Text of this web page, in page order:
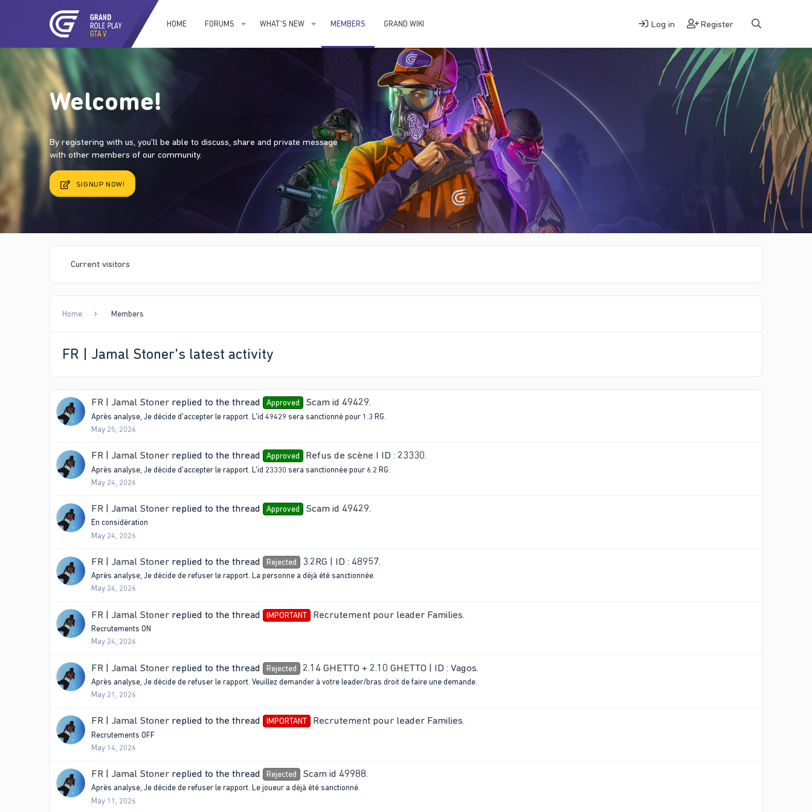
HOME FORUMS WHAT'S NEW MEMBERS GRAND WIKI Log in Register
Welcome!
By registering with us, you'll be able to discuss, share and private message
with other members of our community.
SIGNUP NOW!
Current visitors
Home Members
FR | Jamal Stoner's latest activity
FR | Jamal Stoner replied to the thread Approved Scam id 49429.
Après analyse, Je décide d'accepter le rapport. L'id 49429 sera sanctionné pour 1.3 RG.
May 25, 2026
FR | Jamal Stoner replied to the thread Approved Refus de scène I ID : 23330.
Après analyse, Je décide d'accepter le rapport. L'id 23330 sera sanctionnée pour 6.2 RG.
May 24, 2026
FR | Jamal Stoner replied to the thread Approved Scam id 49429.
En considération
May 24, 2026
FR | Jamal Stoner replied to the thread Rejected 3.2RG | ID : 48957.
Après analyse, Je décide de refuser le rapport. La personne a déjà été sanctionnée.
May 24, 2026
FR | Jamal Stoner replied to the thread IMPORTANT Recrutement pour leader Families.
Recrutements ON
May 24, 2026
FR | Jamal Stoner replied to the thread Rejected 2.14 GHETTO + 2.10 GHETTO | ID : Vagos.
Après analyse, Je décide de refuser le rapport. Veuillez demander à votre leader/bras droit de faire une demande.
May 21, 2026
FR | Jamal Stoner replied to the thread IMPORTANT Recrutement pour leader Families.
Recrutements OFF
May 14, 2026
FR | Jamal Stoner replied to the thread Rejected Scam id 49988.
Après analyse, Je décide de refuser le rapport. Le joueur a déjà été sanctionné.
May 11, 2026